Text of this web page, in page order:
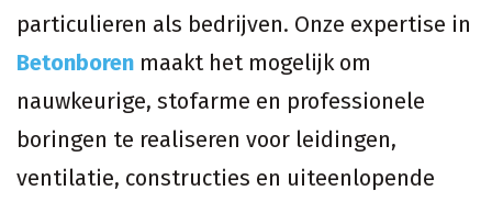
particulieren als bedrijven. Onze expertise in
Betonboren maakt het mogelijk om
nauwkeurige, stofarme en professionele
boringen te realiseren voor leidingen,
ventilatie, constructies en uiteenlopende